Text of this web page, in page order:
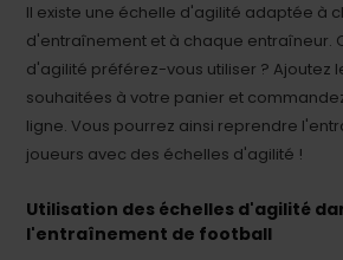
Il existe une échelle d'agilité adaptée à
d'entraînement et à chaque entraîneur.
d'agilité préférez-vous utiliser ? Ajoutez
souhaitées à votre panier et
ligne. Vous pourrez ainsi reprendre
joueurs avec des échelles d'agilité !
Utilisation des échelles d'agilité
l'entraînement de football